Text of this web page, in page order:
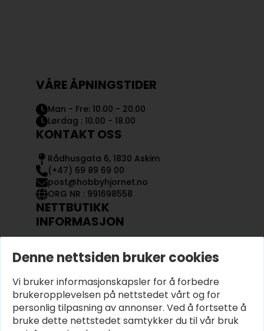
VÅRE ÅPNINGSTIDER
Man - Fre: 10.00 - 20.00
Lørdag : 10.00 - 18.00
KONTAKT OSS
Rådhusgata 6, 1830 Askim
(+47) 69 89 69 00
post@hobbyhjornet.no
ORG NR : 991698558
NETTBUTIKK
INFORMASJON
OM OSS
KJØPSVILKÅR OG BETINGELSER
PERSONVERN
Denne nettsiden bruker cookies
Vi bruker informasjonskapsler for å forbedre
brukeropplevelsen på nettstedet vårt og for
personlig tilpasning av annonser. Ved å fortsette å
bruke dette nettstedet samtykker du til vår bruk